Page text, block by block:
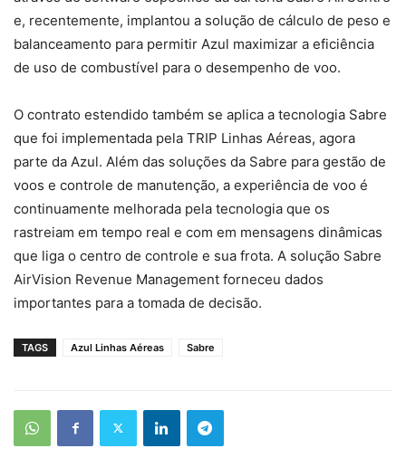
e, recentemente, implantou a solução de cálculo de peso e
balanceamento para permitir Azul maximizar a eficiência
de uso de combustível para o desempenho de voo.
O contrato estendido também se aplica a tecnologia Sabre
que foi implementada pela TRIP Linhas Aéreas, agora
parte da Azul. Além das soluções da Sabre para gestão de
voos e controle de manutenção, a experiência de voo é
continuamente melhorada pela tecnologia que os
rastreiam em tempo real e com em mensagens dinâmicas
que liga o centro de controle e sua frota. A solução Sabre
AirVision Revenue Management forneceu dados
importantes para a tomada de decisão.
TAGS Azul Linhas Aéreas Sabre